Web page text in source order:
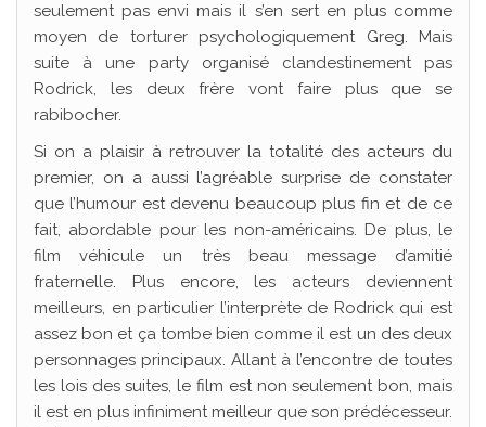
seulement pas envi mais il s’en sert en plus comme
moyen de torturer psychologiquement Greg. Mais
suite à une party organisé clandestinement pas
Rodrick, les deux frère vont faire plus que se
rabibocher.
Si on a plaisir à retrouver la totalité des acteurs du
premier, on a aussi l’agréable surprise de constater
que l’humour est devenu beaucoup plus fin et de ce
fait, abordable pour les non-américains. De plus, le
film véhicule un très beau message d’amitié
fraternelle. Plus encore, les acteurs deviennent
meilleurs, en particulier l’interprète de Rodrick qui est
assez bon et ça tombe bien comme il est un des deux
personnages principaux. Allant à l’encontre de toutes
les lois des suites, le film est non seulement bon, mais
il est en plus infiniment meilleur que son prédécesseur.